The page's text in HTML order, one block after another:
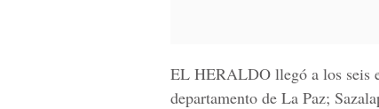
EL HERALDO llegó a los seis
departamento de La Paz;